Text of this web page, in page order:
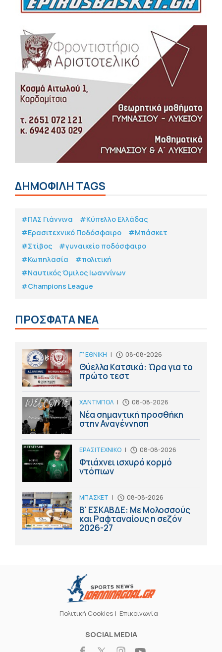
ΔΗΜΟΦΙΛΗ TAGS
#ΠΑΣ Γιάννινα
#Κύπελλο Ελλάδας
#Eρασιτεχνικό Ποδόσφαιρο
#Μπάσκετ
#Στίβος
#γυναικείο ποδόσφαιρο
#Κωπηλασία
#πολιτική
#Ναυτικός Όμιλος Ιωαννίνων
#Champions League
ΠΡΟΣΦΑΤΑ ΝΕΑ
Γ' ΕΘΝΙΚΗ | 08-08-2026
Θύελλα Κατσικά: Ώρα για το
πρώτο τεστ
ΧΑΝΤΜΠΟΛ | 08-08-2026
Νέα σημαντική προσθήκη
στην Αναγέννηση
ΕΡΑΣΙΤΕΧΝΙΚΟ | 08-08-2026
Φτιάχνει ισχυρό κορμό
ντόπιων
ΜΠΑΣΚΕΤ | 08-08-2026
Β' ΕΣΚΑΒΔΕ: Με Μολοσσούς
και Ραφταναίους η σεζόν
2026-27
Πολιτική Cookies Επικοινωνία
SOCIAL MEDIA